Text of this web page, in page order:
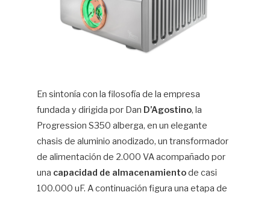
En sintonía con la filosofía de la empresa
fundada y dirigida por Dan D’Agostino, la
Progression S350 alberga, en un elegante
chasis de aluminio anodizado, un transformador
de alimentación de 2.000 VA acompañado por
una capacidad de almacenamientode casi
100.000 uF. A continuación figura una etapa de